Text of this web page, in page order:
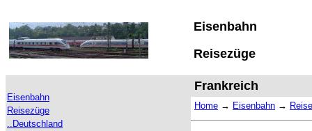
Eisenbahn
Reisezüge
Eisenbahn
Reisezüge
..Deutschland
Frankreich
Home → Eisenbahn →